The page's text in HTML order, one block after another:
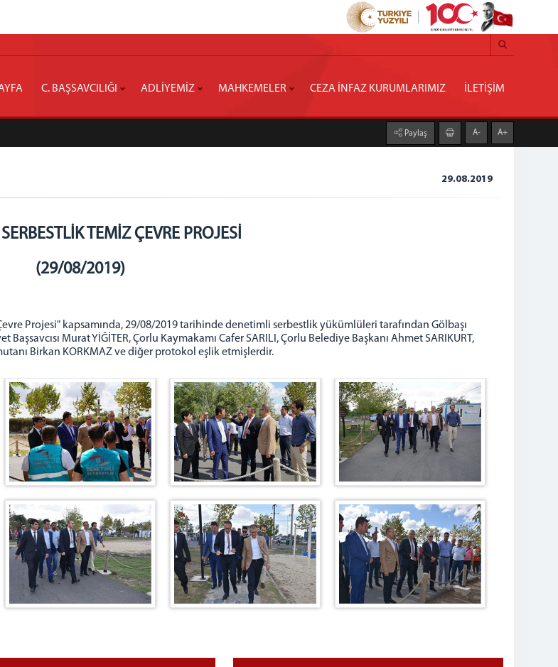
C. BAŞSAVCILIĞI ADLİYEMİZ MAHKEMELER CEZA İNFAZ KURUMLARIMIZ İLETİŞİM
Paylaş A- A+
29.08.2019
TEMİZ ÇEVRE PROJESİ
(29/08/2019)
Projesi" kapsamında, 29/08/2019 tarihinde denetimli serbestlik yükümlüleri tarafından Gölbaşı
Murat YİĞİTER, Çorlu Kaymakamı Cafer SARILI, Çorlu Belediye Başkanı Ahmet SARIKURT,
Birkan KORKMAZ ve diğer protokol eşlik etmişlerdir.